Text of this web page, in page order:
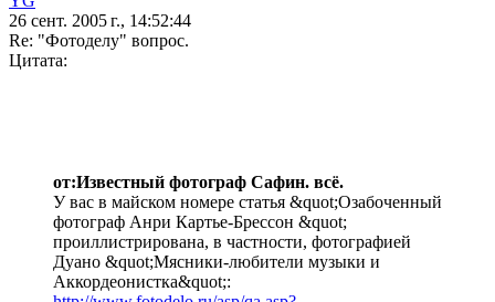
26 сент. 2005 г., 14:52:44
Re: "Фотоделу" вопрос.
Цитата:
от:Известный фотограф Сафин. всё.
У вас в майском номере статья &quot;Озабоченный
фотограф Анри Картье-Брессон &quot;
проиллистрирована, в частности, фотографией
Дуано &quot;Мясники-любители музыки и
Аккордеонистка&quot;: